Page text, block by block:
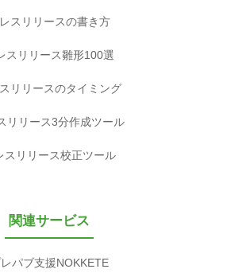
スリリースの書き方
スリリース雛形100選
リリースのタイミング
リリース3分作成ツール
スリリース校正ツール
関連サービス
パブ支援NOKKETE